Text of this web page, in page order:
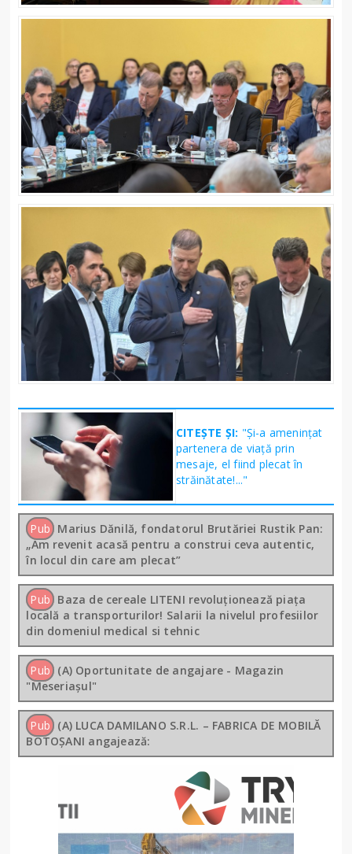
CITEȘTE ȘI: "Și-a amenințat
partenera de viață prin
mesaje, el fiind plecat în
străinătate!..."
Pub Marius Dănilă, fondatorul Brutăriei Rustik Pan:
„Am revenit acasă pentru a construi ceva autentic,
în locul din care am plecat”
Pub Baza de cereale LITENI revoluționează piața
locală a transporturilor! Salarii la nivelul profesiilor
din domeniul medical si tehnic
Pub (A) Oportunitate de angajare - Magazin
"Meseriașul"
Pub (A) LUCA DAMILANO S.R.L. – FABRICA DE MOBILĂ
BOTOȘANI angajează: